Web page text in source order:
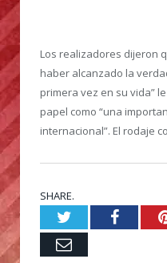
Los realizadores dijeron
haber alcanzado la
primera vez en su vida”
papel como “una
internacional”. El rodaje
SHARE.
Twitter
Email